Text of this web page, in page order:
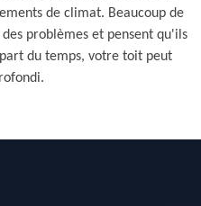
de climat. Beaucoup de
problèmes et pensent qu'ils
du temps, votre toit peut